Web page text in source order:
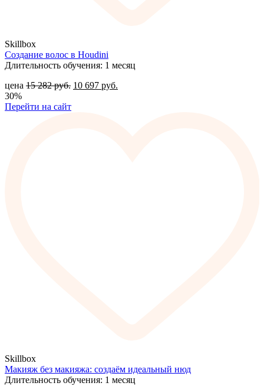
Skillbox
Создание волос в Houdini
Длительность обучения: 1 месяц
цена 15 282руб. 10 697 руб.
30%
Перейти на сайт
Skillbox
Макияж без макияжа: создаём идеальный нюд
Длительность обучения: 1 месяц